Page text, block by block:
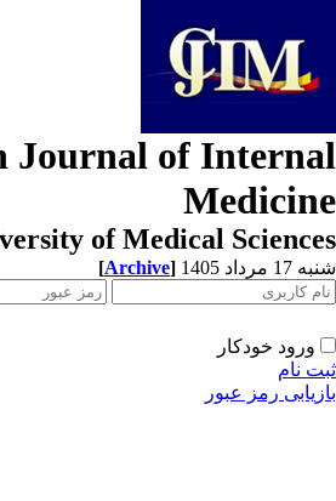
Journal of
of Medical
مرداد 1405 [Archive]
ورود خودکار
نام
رمز عبور